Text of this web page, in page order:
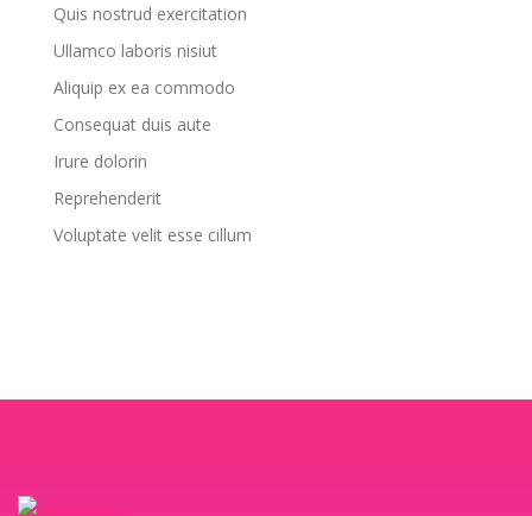
Quis nostrud exercitation
Ullamco laboris nisiut
Aliquip ex ea commodo
Consequat duis aute
Irure dolorin
Reprehenderit
Voluptate velit esse cillum